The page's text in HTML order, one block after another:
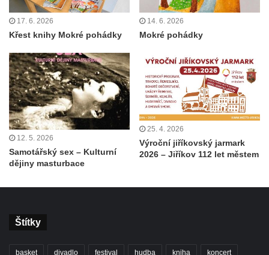
17. 6. 2026
Křest knihy Mokré pohádky
14. 6. 2026
Mokré pohádky
12. 5. 2026
Samotářský sex – Kulturní
dějiny masturbace
25. 4. 2026
Výroční jiříkovský jarmark
2026 – Jiříkov 112 let městem
Štítky
basket divadlo festival hudba kniha koncert